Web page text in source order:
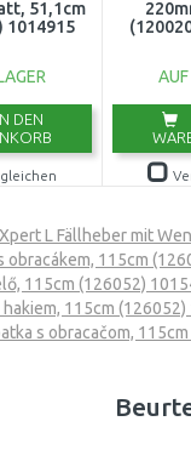
51,1cm
1014915
DEN
AUF
L Fällheber mit
obracákem, 115cm
115cm (126052)
115cm
s obracačom,